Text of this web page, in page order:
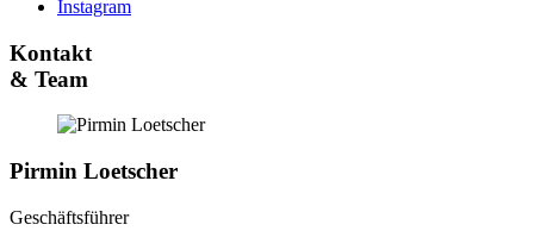
Instagram
Kontakt
& Team
Pirmin Loetscher
Geschäftsführer